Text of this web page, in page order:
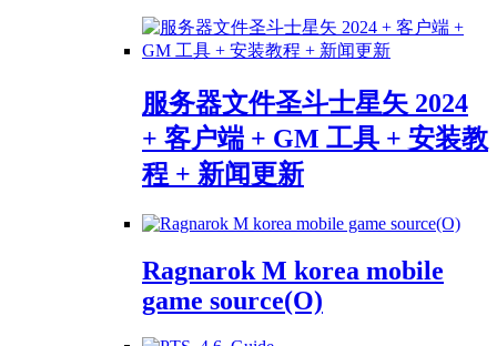
服务器文件圣斗士星矢 2024
+ 客户端 + GM 工具 + 安装教
程 + 新闻更新
Ragnarok M korea mobile
game source(O)